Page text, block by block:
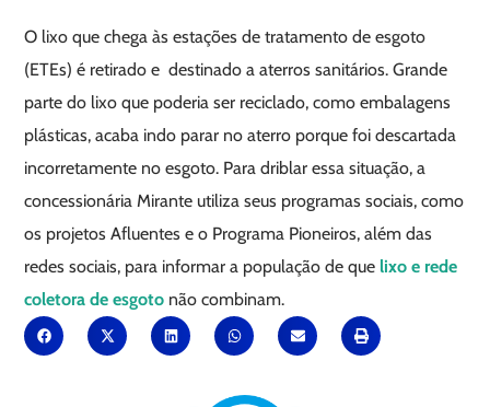
O lixo que chega às estações de tratamento de esgoto
(ETEs) é retirado e destinado a aterros sanitários. Grande
parte do lixo que poderia ser reciclado, como embalagens
plásticas, acaba indo parar no aterro porque foi descartada
incorretamente no esgoto. Para driblar essa situação, a
concessionária Mirante utiliza seus programas sociais, como
os projetos Afluentes e o Programa Pioneiros, além das
redes sociais, para informar a população de que lixo e rede
coletora de esgoto não combinam.